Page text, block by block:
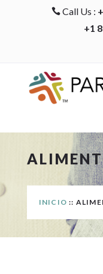
 Call Us :
+1
INICIO ::